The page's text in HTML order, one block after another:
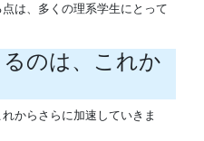
は、多くの理系学生にとって
のは、これか
からさらに加速していきま